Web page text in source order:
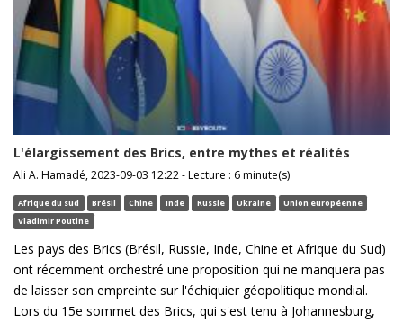
L'élargissement des Brics, entre mythes et réalités
Ali A. Hamadé, 2023-09-03 12:22 - Lecture : 6 minute(s)
Afrique du sud Brésil Chine Inde Russie Ukraine
Union européenne
Vladimir Poutine
Les pays des Brics (Brésil, Russie, Inde, Chine et Afrique du Sud)
ont récemment orchestré une proposition qui ne manquera pas
de laisser son empreinte sur l'échiquier géopolitique mondial.
Lors du 15e sommet des Brics, qui s'est tenu à Johannesburg,